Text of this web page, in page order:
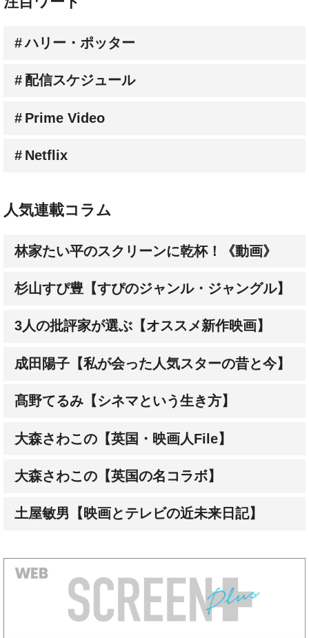
ハリー・ポッター
配信スケジュール
Prime Video
Netflix
林家たい平のスクリーンに乾杯！《動画》
杉山すぴ豊【すぴのジャンル・ジャングル】
3人の批評家が選ぶ【オススメ新作映画】
成田陽子【私が会った人気スターの昔と今】
髙野てるみ【シネマという生き方】
大森さわこの【英国・映画人File】
大森さわこの【英国の名コラボ】
土屋敏男【映画とテレビの近未来日記】